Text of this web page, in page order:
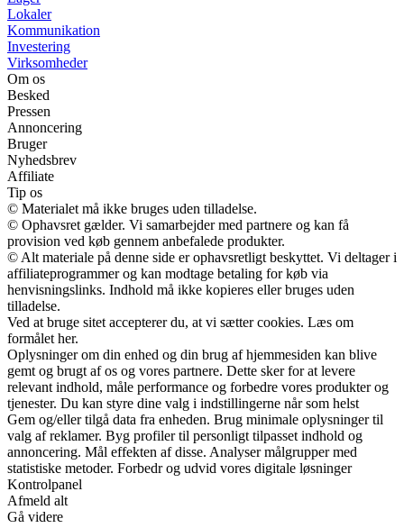
Lokaler
Kommunikation
Investering
Virksomheder
Om os
Besked
Pressen
Annoncering
Bruger
Nyhedsbrev
Affiliate
Tip os
© Materialet må ikke bruges uden tilladelse.
© Ophavsret gælder. Vi samarbejder med partnere og kan få
provision ved køb gennem anbefalede produkter.
© Alt materiale på denne side er ophavsretligt beskyttet. Vi deltager i
affiliateprogrammer og kan modtage betaling for køb via
henvisningslinks. Indhold må ikke kopieres eller bruges uden
tilladelse.
Ved at bruge sitet accepterer du, at vi sætter cookies. Læs om
formålet her.
Oplysninger om din enhed og din brug af hjemmesiden kan blive
gemt og brugt af os og vores partnere. Dette sker for at levere
relevant indhold, måle performance og forbedre vores produkter og
tjenester. Du kan styre dine valg i indstillingerne når som helst
Gem og/eller tilgå data fra enheden. Brug minimale oplysninger til
valg af reklamer. Byg profiler til personligt tilpasset indhold og
annoncering. Mål effekten af disse. Analyser målgrupper med
statistiske metoder. Forbedr og udvid vores digitale løsninger
Kontrolpanel
Afmeld alt
Gå videre